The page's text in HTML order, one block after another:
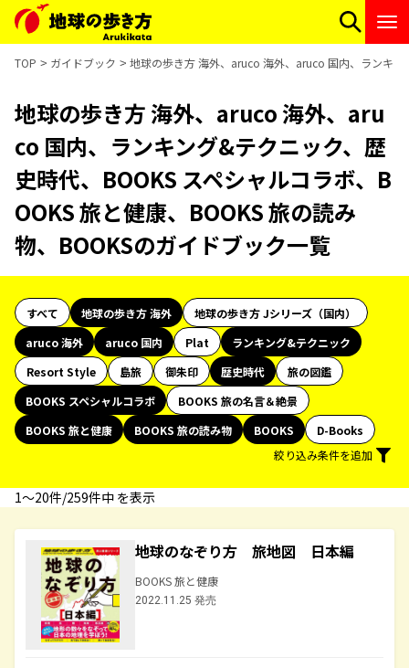
TOP ガイドブック 地球の歩き方 海外、aruco 海外、aruco 国内、ランキン
地球の歩き方 海外、aruco 海外、aru
co 国内、ランキング&テクニック、歴
史時代、BOOKS スペシャルコラボ、B
OOKS 旅と健康、BOOKS 旅の読み
物、BOOKSのガイドブック一覧
すべて 地球の歩き方 海外
地球の歩き方 Jシリーズ（国内）
aruco 海外
aruco 国内 Plat
ランキング&テクニック
Resort Style
島旅 御朱印 歴史時代
旅の図鑑
BOOKS スペシャルコラボ
BOOKS 旅の名言＆絶景
BOOKS 旅と健康
BOOKS 旅の読み物 BOOKS
D-Books
絞り込み条件を追加
1〜20件/259件中 を表示
地球のなぞり方 旅地図 日本編
BOOKS 旅と健康
2022.11.25 発売